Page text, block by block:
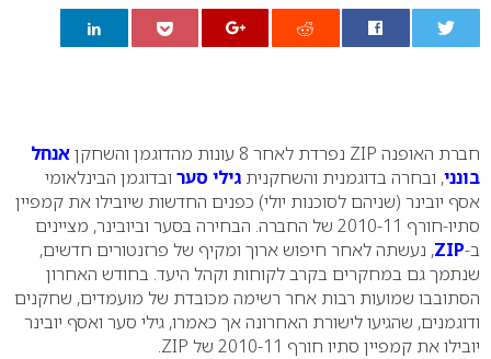
חברת האופנה ZIP נפרדת לאחר 8 עונות מהדוגמן והשחקן
אנחל
בונני, ובחרה בדוגמנית והשחקנית גילי סער ובדוגמן הבינלאומי
אסף יובינר (שניהם לסוכנות יולי) כפנים החדשות שיובילו את קמפיין
סתיו-חורף 2010-11 של החברה. הבחירה בסער וביובינר, מציינים
ב-ZIP, נעשתה לאחר חיפוש ארוך ומקיף של פרזנטורים חדשים,
שנתמך גם במחקרים בקרב לקוחות וקהל היעד. בחודש האחרון
הסתובבו שמועות רבות אחר רשימה מכובדת של מועמדים, שחקנים
ודוגמנים, שהגיעו לישורת האחרונה אך כאמרו, גילי סער ואסף יובינר
יובילו את קמפיין סתיו חורף 2010-11 של ZIP.